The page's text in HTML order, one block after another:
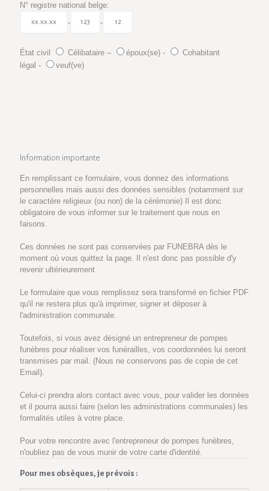
N° registre national belge:
-
-
État civil Célibataire – époux(se) -
Cohabitant
légal -
veuf(ve)
Information importante
En remplissant ce formulaire, vous donnez des informations
personnelles mais aussi des données sensibles (notamment sur
le caractère religieux (ou non) de la cérémonie) Il est donc
obligatoire de vous informer sur le traitement que nous en
faisons.
Ces données ne sont pas conservées par FUNEBRA dès le
moment où vous quittez la page. Il n'est donc pas possible d'y
revenir ultérieurement
Le formulaire que vous remplissez sera transformé en fichier PDF
qu'il ne restera plus qu'à imprimer, signer et déposer à
l'administration communale.
Toutefois, si vous avez désigné un entrepreneur de pompes
funèbres pour réaliser vos funérailles, vos coordonnées lui seront
transmises par mail. (Nous ne conservons pas de copie de cet
Email).
Celui-ci prendra alors contact avec vous, pour valider les données
et il pourra aussi faire (selon les administrations communales) les
formalités utiles à votre place.
Pour votre rencontre avec l'entrepreneur de pompes funèbres,
n'oubliez pas de vous munir de votre carte d'identité.
Pour mes obsèques, je prévois :